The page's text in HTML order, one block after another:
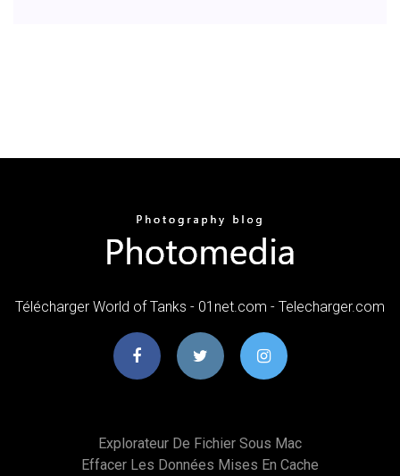
Télécharger World of Tanks - 01net.com - Telecharger.com
Explorateur De Fichier Sous Mac
Effacer Les Données Mises En Cache